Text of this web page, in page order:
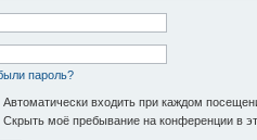
пароль?
Автоматически входить при каждом
Скрыть моё пребывание на конференции в